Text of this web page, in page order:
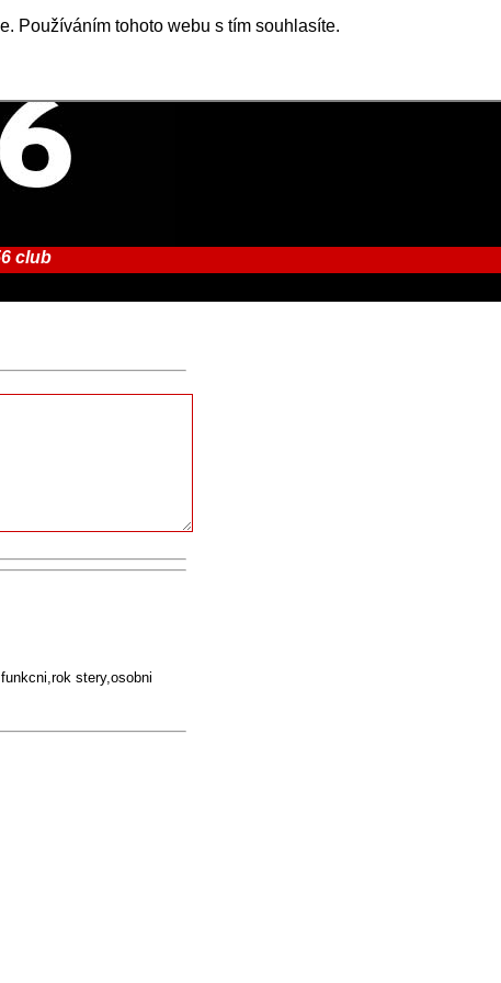
Používáním tohoto webu s tím souhlasíte.
club
stery,osobni